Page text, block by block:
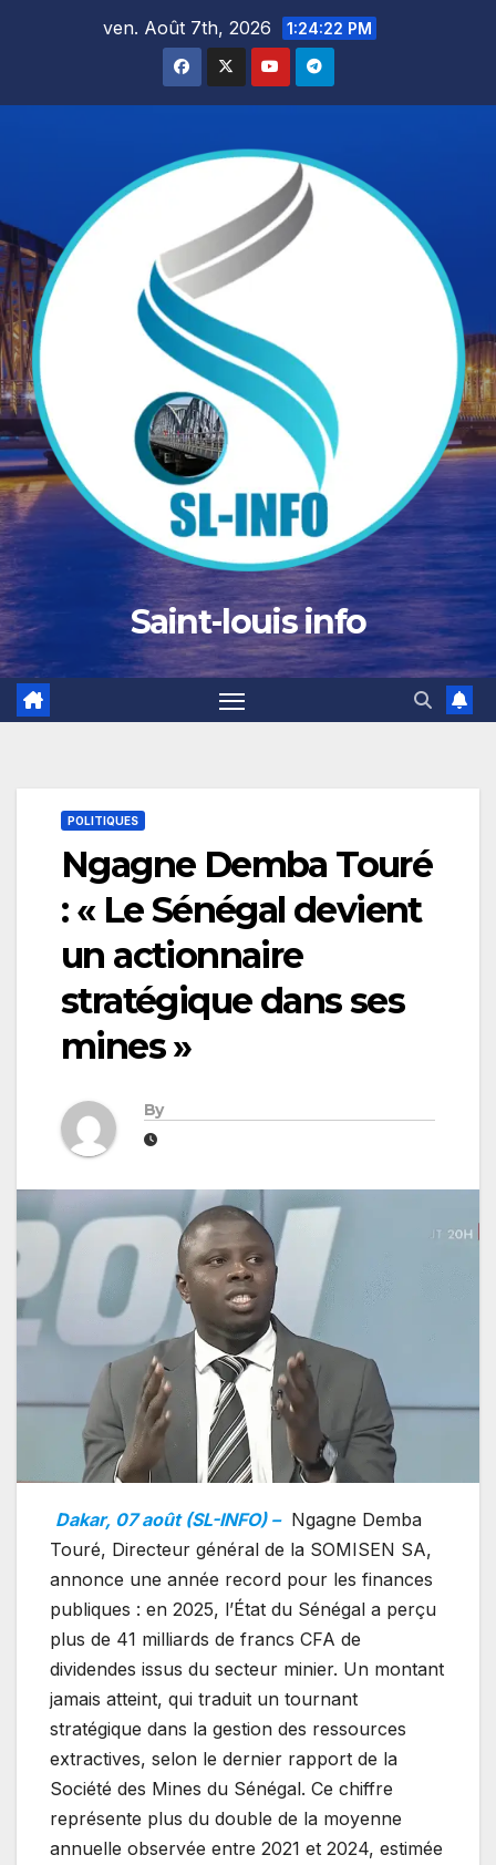
ven. Août 7th, 2026 1:24:23 PM
Saint-louis info
POLITIQUES
Ngagne Demba Touré
: « Le Sénégal devient
un actionnaire
stratégique dans ses
mines »
By
Dakar, 07 août (SL-INFO) – Ngagne Demba
Touré, Directeur général de la SOMISEN SA,
annonce une année record pour les finances
publiques : en 2025, l’État du Sénégal a perçu
plus de 41 milliards de francs CFA de
dividendes issus du secteur minier. Un montant
jamais atteint, qui traduit un tournant
stratégique dans la gestion des ressources
extractives, selon le dernier rapport de la
Société des Mines du Sénégal. Ce chiffre
représente plus du double de la moyenne
annuelle observée entre 2021 et 2024, estimée